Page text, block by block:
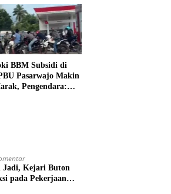
BBM Subsidi di
Pasarwajo Makin
Pengendara:
Jadi, Kejari Buton
pada Pekerjaan